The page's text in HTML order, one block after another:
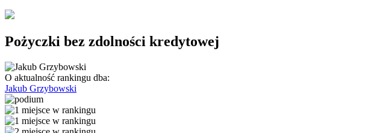
Pożyczki bez zdolności kredytowej
O aktualność rankingu dba:
Jakub Grzybowski